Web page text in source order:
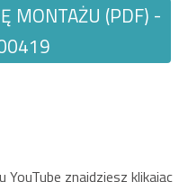
MONTAŻU (PDF) -
znajdziesz klikając